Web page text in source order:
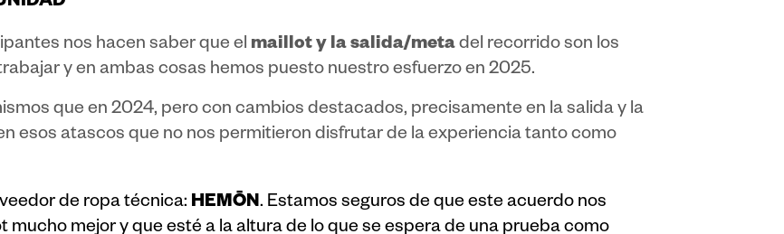
nos hacen saber que el maillot y la salida/metadel recorrido son los
y en ambas cosas hemos puesto nuestro esfuerzo en 2025.
que en 2024, pero con cambios destacados, precisamente en la salida y la
esos atascos que no nos permitieron disfrutar de la experiencia tanto como
de ropa técnica: HEMŌN. Estamos seguros de que este acuerdo nos
mejor y que esté a la altura de lo que se espera de una prueba como